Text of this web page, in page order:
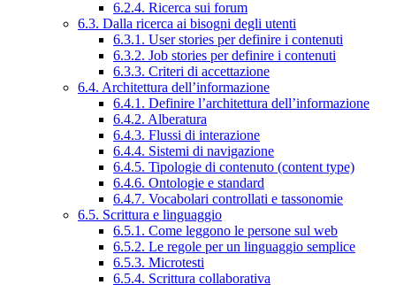
6.2.4. Ricerca sui forum
6.3. Dalla ricerca ai bisogni degli utenti
6.3.1. User stories per definire i contenuti
6.3.2. Job stories per definire i contenuti
6.3.3. Criteri di accettazione
6.4. Architettura dell’informazione
6.4.1. Definire l’architettura dell’informazione
6.4.2. Alberatura
6.4.3. Flussi di interazione
6.4.4. Sistemi di navigazione
6.4.5. Tipologie di contenuto (content type)
6.4.6. Ontologie e standard
6.4.7. Vocabolari controllati e tassonomie
6.5. Scrittura e linguaggio
6.5.1. Come leggono le persone sul web
6.5.2. Le regole per un linguaggio semplice
6.5.3. Microtesti
6.5.4. Scrittura collaborativa